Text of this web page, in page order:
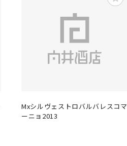
Mxシルヴェストロバルバレスコマ
ーニョ2013